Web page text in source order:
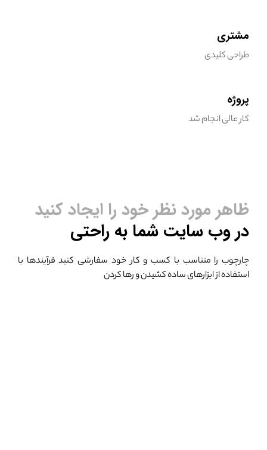
مشتری
طراحی کلیدی
پروژه
کار عالی انجام شد
ظاهر مورد نظر خود را ایجاد کنید
در وب سایت شما به راحتی
چارچوب را متناسب با کسب و کار خود سفارشی کنیدفرآیندها با
استفاده از ابزارهای ساده کشیدن و رها کردن